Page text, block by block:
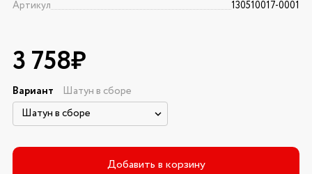
Артикул
130510017-0001
3 758₽
Вариант Шатун в сборе
Добавить в корзину